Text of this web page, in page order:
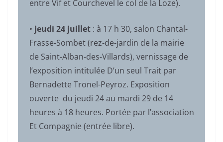
entre Vif et Courchevel le col de la Loze).
• jeudi 24 juillet: à 17 h 30, salon Chantal-
Frasse-Sombet (rez-de-jardin de la mairie
de Saint-Alban-des-Villards), vernissage de
l’exposition intitulée D’un seul Trait par
Bernadette Tronel-Peyroz. Exposition
ouverte du jeudi 24 au mardi 29 de 14
heures à 18 heures. Portée par l’association
Et Compagnie (entrée libre).